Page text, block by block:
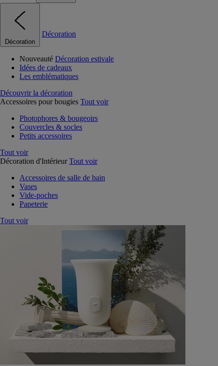
Décoration
Décoration
Nouveauté Décoration estivale
Idées de cadeaux
Les emblématiques
Découvrir la décoration
Accessoires pour bougies Tout voir
Photophores & bougeoirs
Couvercles & socles
Petits accessoires
Tout voir
Décoration d'Intérieur Tout voir
Accessoires de salle de bain
Vases
Vide-poches
Papeterie
Tout voir